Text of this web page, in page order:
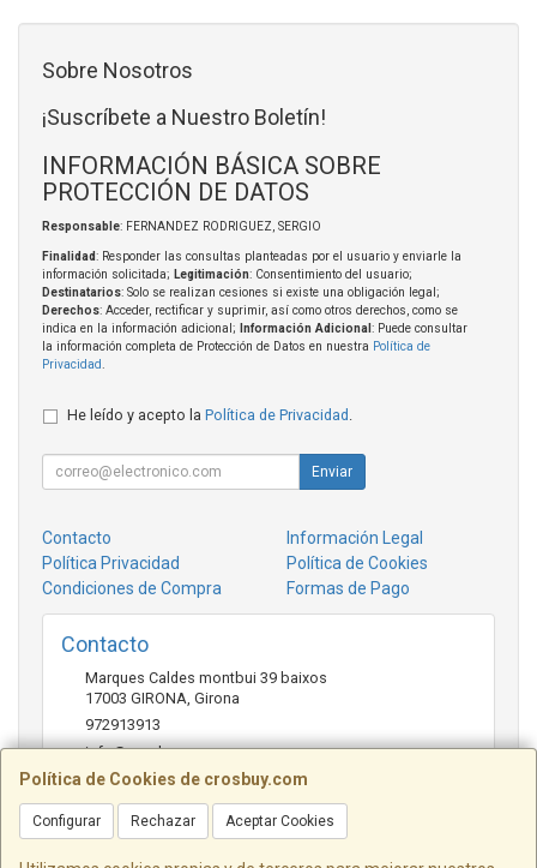
Política de Cookies de crosbuy.com
Configurar Rechazar Aceptar Cookies
Sobre Nosotros
¡Suscríbete a Nuestro Boletín!
INFORMACIÓN BÁSICA SOBRE
PROTECCIÓN DE DATOS
Responsable: FERNANDEZ RODRIGUEZ, SERGIO
Finalidad: Responder las consultas planteadas por el usuario y enviarle la
información solicitada; Legitimación: Consentimiento del usuario;
Destinatarios: Solo se realizan cesiones si existe una obligación legal;
Derechos: Acceder, rectificar y suprimir, así como otros derechos, como se
indica en la información adicional;
Información Adicional : Puede consultar
la información completa de Protección de Datos en nuestra Política de
Privacidad.
He leído y acepto la Política de Privacidad .
Enviar
Contacto
Información Legal
Política Privacidad
Política de Cookies
Condiciones de Compra
Formas de Pago
Contacto
Marques Caldes montbui 39 baixos
17003 GIRONA, Girona
972913913
info@crosbuy.com
Horario